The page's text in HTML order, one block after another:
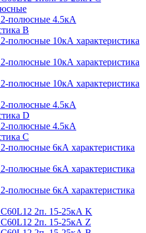
полюсные 4.5кА
В
полюсные 10кА характеристика
полюсные 10кА характеристика
полюсные 10кА характеристика
полюсные 4.5кА
D
полюсные 4.5кА
С
полюсные 6кА характеристика
полюсные 6кА характеристика
полюсные 6кА характеристика
2п. 15-25кА K
2п. 15-25кА Z